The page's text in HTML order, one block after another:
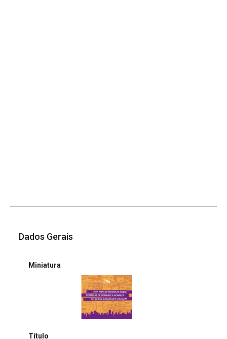
Dados Gerais
Miniatura
Título